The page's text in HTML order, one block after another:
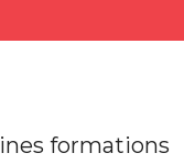
formations